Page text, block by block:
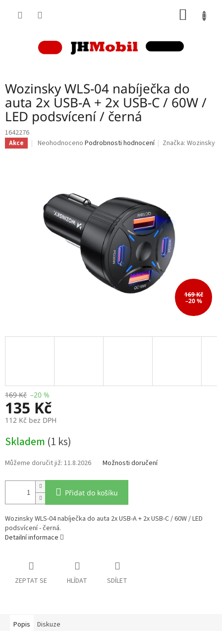
Wozinsky WLS-04 nabíječka do
auta 2x USB-A + 2x USB-C / 60W /
LED podsvícení / černá
1642276
Akce
Průměrné
hvězdiček.
Neohodnoceno Podrobnosti hodnocení Značka:Wozinsky
169 Kč
–20 %
169 Kč –20 %
135 Kč
112 Kč bez DPH
cena:
Skladem (1 ks)
11.8.2026 Možnosti doručení
Přidat do košíku
Wozinsky WLS-04 nabíječka do auta 2x USB-A + 2x USB-C / 60W / LED
podsvícení - černá.
Detailní informace
ZEPTAT SE HLÍDAT SDÍLET
Popis Diskuze